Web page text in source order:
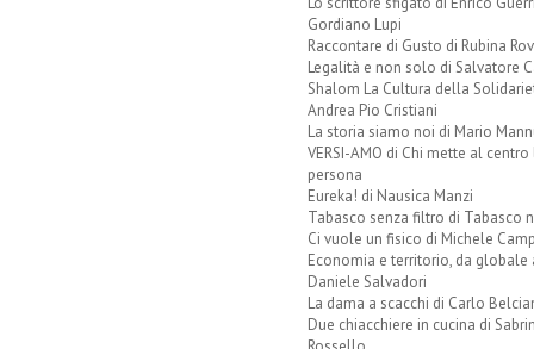
Gordiano Lupi
Raccontare di Gusto di Rubina
Legalità e non solo di Salvatore
Shalom La Cultura della
Andrea Pio Cristiani
La storia siamo noi di Mario
VERSI-AMO di Chi mette al centro
persona
Eureka! di Nausica Manzi
Tabasco senza filtro di Tabasco
Ci vuole un fisico di Michele
Economia e territorio, da globale
Daniele Salvadori
La dama a scacchi di Carlo
Due chiacchiere in cucina di